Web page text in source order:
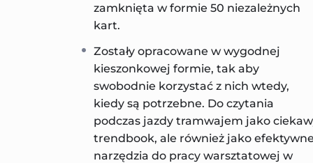
zamknięta w formie 50 niezależnych
kart.
Zostały opracowane w wygodnej
kieszonkowej formie, tak aby
swobodnie korzystać z nich wtedy,
kiedy są potrzebne. Do czytania
podczas jazdy tramwajem jako
trendbook, ale również jako efektywne
narzędzia do pracy warsztatowej w